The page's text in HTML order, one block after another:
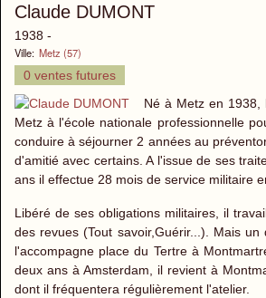
Claude DUMONT
1938 -
Ville: Metz (57)
0 ventes futures
Né à Metz en 1938,
Metz à l'école nationale professionnelle
conduire à séjourner 2 années au
d'amitié avec certains. A l'issue de ses
ans il effectue 28 mois de service militaire
Libéré de ses obligations militaires, il
des revues (Tout savoir,Guérir...). Mais
l'accompagne place du Tertre à
deux ans à Amsterdam, il revient à
dont il fréquentera régulièrement l'atelier.